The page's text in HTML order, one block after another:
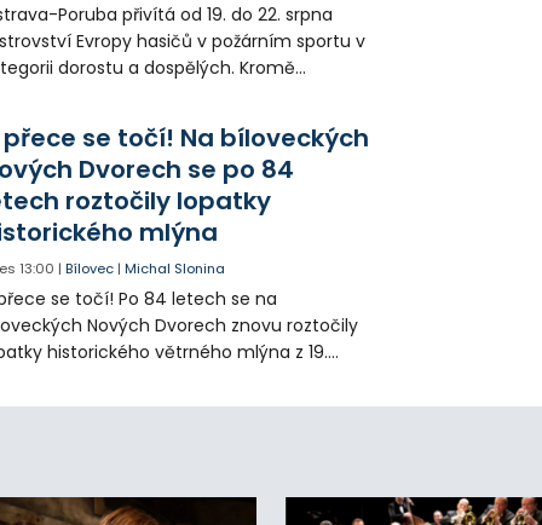
Poruba přivítá od 19. do 22. srpna
Evropy hasičů v požárním sportu v
dorostu a dospělých. Kromě
přece se točí! Na bíloveckých
Dvorech se po 84
roztočily lopatky
mlýna
13:00 |Bílovec |Michal Slonina
se točí! Po 84 letech se na
Nových Dvorech znovu roztočily
historického větrného mlýna z 19.
dobrovolníci.